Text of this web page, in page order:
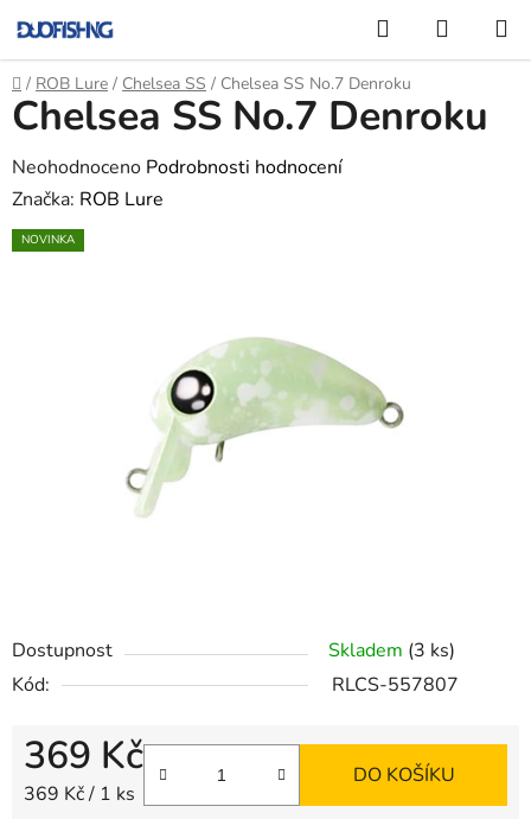
na
obsah
Hledat
KOŠÍK
Domů
/ ROB Lure / Chelsea SS / Chelsea SS No.7 Denroku
Dostupnost Skladem (3 ks)
Kód:
RLCS-557807
369 Kč
Měrná cena:
369 Kč / 1 ks
DO KOŠÍKU
Chelsea SS No.7 Denroku
Průměrné
hodnocení
produktu
Neohodnoceno Podrobnosti hodnocení
Značka: ROB Lure
NOVINKA